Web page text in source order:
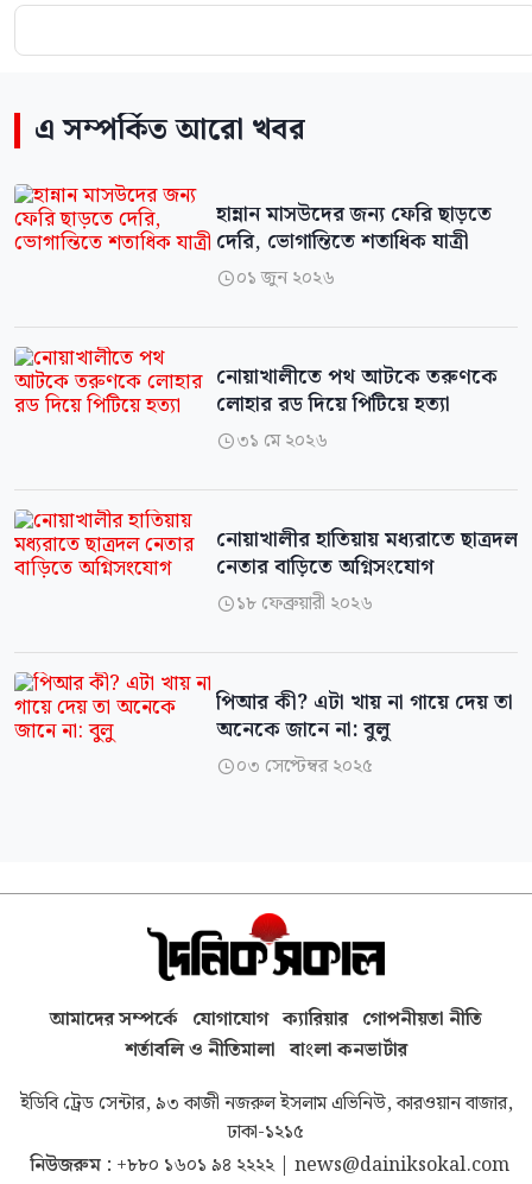
এ সম্পর্কিত আরো খবর
হান্নান মাসউদের জন্য ফেরি ছাড়তে
দেরি, ভোগান্তিতে শতাধিক যাত্রী
০১ জুন ২০২৬
নোয়াখালীতে পথ আটকে তরুণকে
লোহার রড দিয়ে পিটিয়ে হত্যা
৩১ মে ২০২৬
নোয়াখালীর হাতিয়ায় মধ্যরাতে ছাত্রদল
নেতার বাড়িতে অগ্নিসংযোগ
১৮ ফেব্রুয়ারী ২০২৬
পিআর কী? এটা খায় না গায়ে দেয় তা
অনেকে জানে না: বুলু
০৩ সেপ্টেম্বর ২০২৫
আমাদের সম্পর্কে যোগাযোগ ক্যারিয়ার গোপনীয়তা নীতি
শর্তাবলি ও নীতিমালা বাংলা কনভার্টার
ইডিবি ট্রেড সেন্টার, ৯৩ কাজী নজরুল ইসলাম এভিনিউ, কারওয়ান বাজার,
ঢাকা-১২১৫
নিউজরুম : +৮৮০ ১৬০১ ৯৪ ২২২২| news@dainiksokal.com